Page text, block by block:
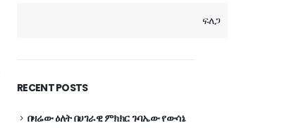
ፍለጋ
RECENT POSTS
በዛሬው ዕለት በሀገራዊ ምክክር ጉባኤው የውሳኔ